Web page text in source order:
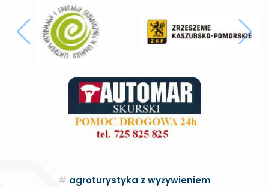
agroturystyka z wyżywieniem